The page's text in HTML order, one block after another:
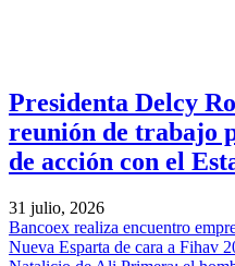
Presidenta Delcy
reunión de trabajo
de acción con el
31 julio, 2026
Bancoex realiza encuentro
Nueva Esparta de cara a Fihav